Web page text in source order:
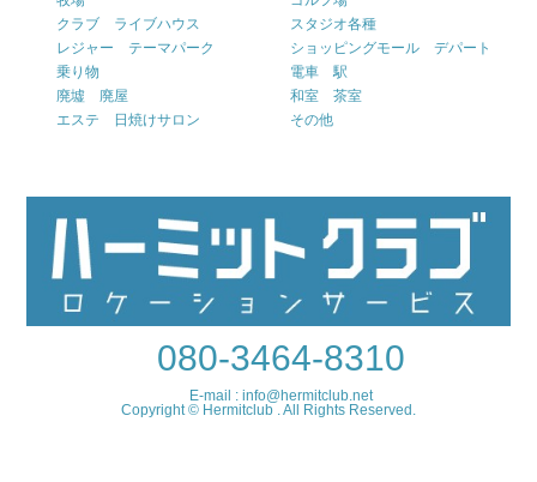
クラブ ライブハウス
スタジオ各種
レジャー テーマパーク
ショッピングモール デパート
乗り物
電車 駅
廃墟 廃屋
和室 茶室
エステ 日焼けサロン
その他
080-3464-8310
E-mail : info@hermitclub.net
Copyright © Hermitclub . All Rights Reserved.